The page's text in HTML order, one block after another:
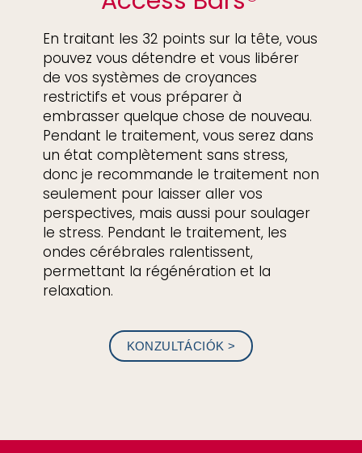
En traitant les 32 points sur la tête, vous
pouvez vous détendre et vous libérer
de vos systèmes de croyances
restrictifs et vous préparer à
embrasser quelque chose de nouveau.
Pendant le traitement, vous serez dans
un état complètement sans stress,
donc je recommande le traitement non
seulement pour laisser aller vos
perspectives, mais aussi pour soulager
le stress. Pendant le traitement, les
ondes cérébrales ralentissent,
permettant la régénération et la
relaxation.
KONZULTÁCIÓK >